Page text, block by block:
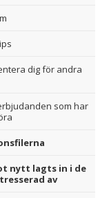
dig för andra
som har
nytt lagts in i de
av